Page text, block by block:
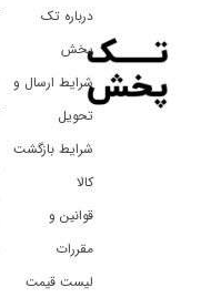
سفر
تفریح
درباره تک
پخش
شرایط ارسال و
تحویل
شرایط بازگشت
کالا
قوانین و
مقررات
لیست قیمت